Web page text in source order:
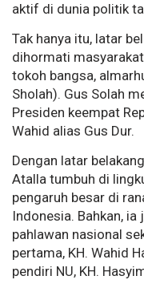
aktif di dunia politik
Tak hanya itu, latar
dihormati
tokoh bangsa,
Sholah). Gus Solah
Presiden keempat
Wahid alias Gus Dur.
Dengan latar
Atalla tumbuh di
pengaruh besar di
Indonesia. Bahkan,
pahlawan nasional
pertama, KH. Wahid
pendiri NU, KH.